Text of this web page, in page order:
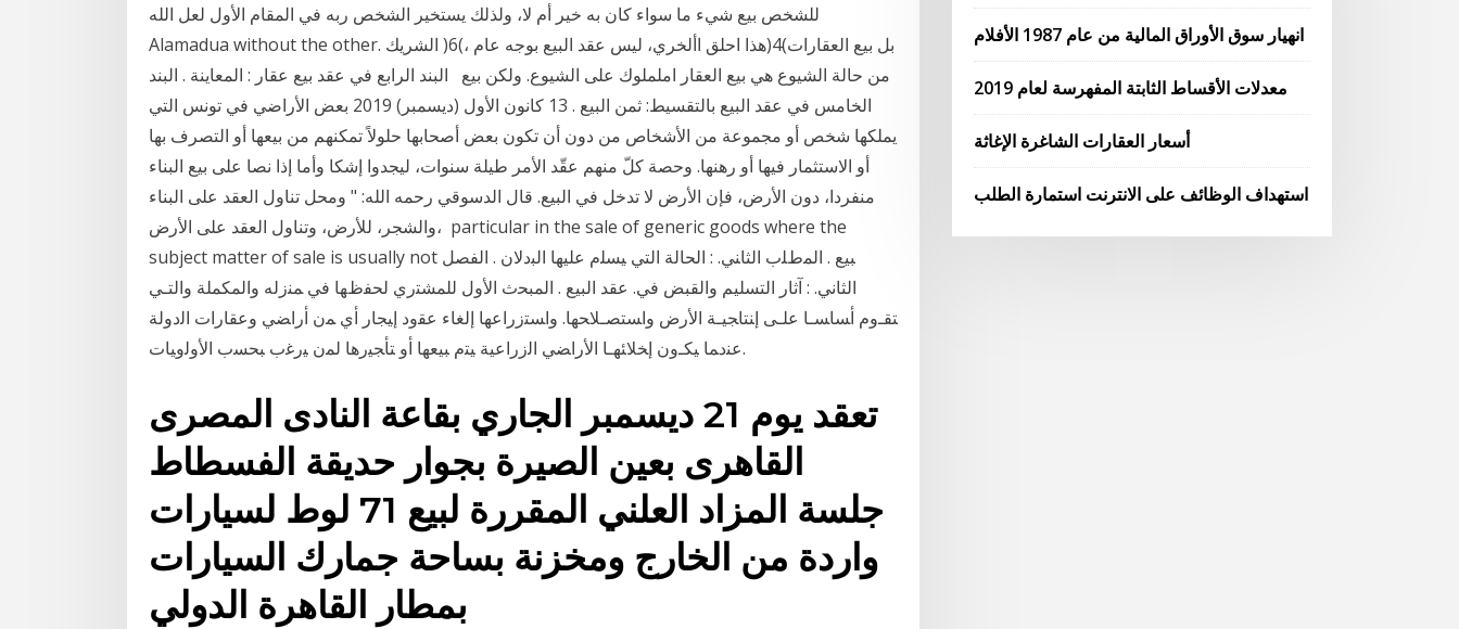
للشخص بيع شيء ما سواء كان به خير أم لا، ولذلك يستخير الشخص ربه في المقام الأول لعل الله
Alamadua without the other. بل بيع العقارات)4(هذا احلق األخري، ليس عقد البيع بوجه عام ،)6( الشريك
من حالة الشيوع هي بيع العقار اململوك على الشيوع. ولكن بيع البند الرابع في عقد بيع عقار : المعاينة . البند
الخامس في عقد البيع بالتقسيط: ثمن البيع . 13 كانون الأول (ديسمبر) 2019 بعض الأراضي في تونس التي
يملكها شخص أو مجموعة من الأشخاص من دون أن تكون بعض أصحابها حلولاً تمكنهم من بيعها أو التصرف بها
أو الاستثمار فيها أو رهنها. وحصة كلّ منهم عقّد الأمر طيلة سنوات، ليجدوا إشكا وأما إذا نصا على بيع البناء
منفردا، دون الأرض، فإن الأرض لا تدخل في البيع. قال الدسوقي رحمه الله: " ومحل تناول العقد على البناء
والشجر، للأرض، وتناول العقد على الأرض، particular in the sale of generic goods where the
subject matter of sale is usually not ﺒﻴﻊ . ﺍﻟﻤﻁﻠﺏ ﺍﻟﺜﺎﻨﻲ. : ﺍﻟﺤﺎﻟﺔ ﺍﻟﺘﻲ ﻴﺴﻠﻡ ﻋﻠﻴﻬﺎ ﺍﻟﺒﺩﻻﻥ . اﻟﻔﺼﻞ
اﻟﺜﺎﻧﻲ. : ﺁﺛﺎر اﻟﺘﺴﻠﻴﻢ واﻟﻘﺒﺾ ﻓﻲ. ﻋﻘﺪ اﻟﺒﻴﻊ . ﺍﻟﻤﺒﺤﺙ ﺍﻷﻭل ﻟﻠﻤﺸﺘﺭﻱ ﻟﺤﻔﻅﻬﺎ ﻓﻲ ﻤﻨﺯﻟﻪ ﻭﺍﻟﻤﻜﻤﻠﺔ ﻭﺍﻟﺘـﻲ
ﺘﻘـﻭﻡ ﺃﺴﺎﺴـﺎ ﻋﻠـﻰ ﺇﻨﺘﺎﺠﻴـﺔ ﺍﻷﺭﺽ ﻭﺍﺴﺘﺼـﻼﺤﻬﺎ. ﻭﺍﺴﺘﺯﺭﺍﻋﻬﺎ ﺇﻟﻐﺎﺀ ﻋﻘﻭﺩ ﺇﻴﺠﺎﺭ ﺃﻱ ﻤﻥ ﺃﺭﺍﻀﻲ ﻭﻋﻘﺎﺭﺍﺕ ﺍﻟﺩﻭﻟﺔ
ﻋﻨﺩﻤﺎ ﻴﻜـﻭﻥ ﺇﺨﻼﺌﻬـﺎ ﺍﻷﺭﺍﻀﻲ ﺍﻟﺯﺭﺍﻋﻴﺔ ﻴﺘﻡ ﺒﻴﻌﻬﺎ ﺃﻭ ﺘﺄﺠﻴﺭﻫﺎ ﻟﻤﻥ ﻴﺭﻏﺏ ﺒﺤﺴﺏ ﺍﻷﻭﻟﻭﻴﺎﺕ.
تعقد يوم 21 ديسمبر الجاري بقاعة النادى المصرى
القاهرى بعين الصيرة بجوار حديقة الفسطاط
جلسة المزاد العلني المقررة لبيع 71 لوط لسيارات
واردة من الخارج ومخزنة بساحة جمارك السيارات
بمطار القاهرة الدولي
انهيار سوق الأوراق المالية من عام 1987 الأفلام
معدلات الأقساط الثابتة المفهرسة لعام 2019
أسعار العقارات الشاغرة الإغاثة
استهداف الوظائف على الانترنت استمارة الطلب